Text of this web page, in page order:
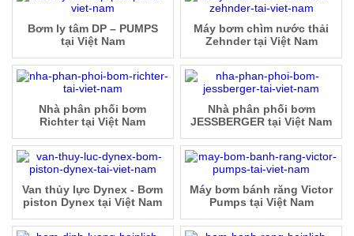
Máy bơm chìm nước thải
Zehnder tại Việt Nam
Bơm ly tâm DP – PUMPS
tại Việt Nam
Nhà phân phối bơm
JESSBERGER tại Việt Nam
Nhà phân phối bơm
Richter tại Việt Nam
Máy bơm bánh răng Victor
Pumps tại Việt Nam
Van thủy lực Dynex - Bơm
piston Dynex tại Việt Nam